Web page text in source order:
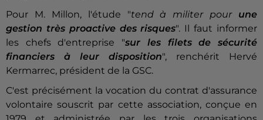
Pour M. Millon, l'étude "tend à militer pour une
gestion très proactive des risques". Il faut informer
les chefs d'entreprise "sur les filets de sécurité
financiers à leur disposition", renchérit Hervé
Kermarrec, président de la GSC.
C'est précisément la vocation du contrat d'assurance
volontaire souscrit par cette association, conçue en